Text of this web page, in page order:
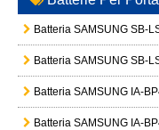
Batteria SAMSUNG SB-
Batteria SAMSUNG SB-
Batteria SAMSUNG IA-
Batteria SAMSUNG IA-